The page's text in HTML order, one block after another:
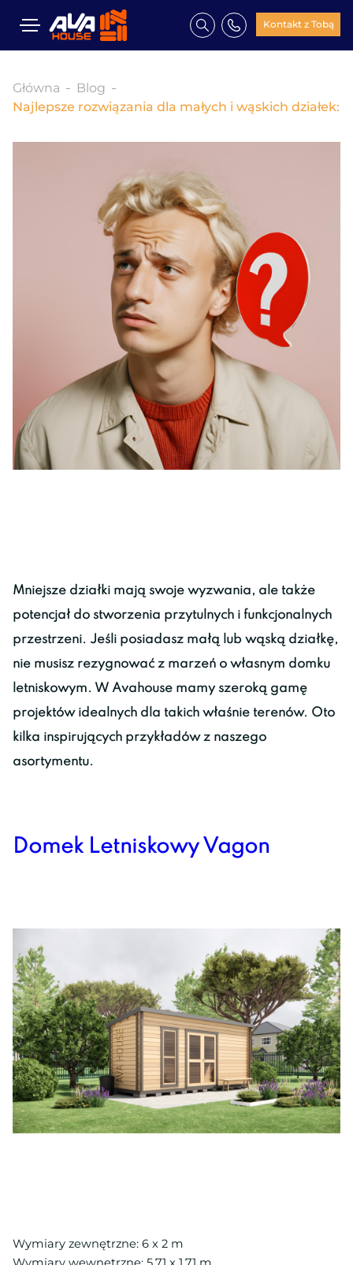
Kontakt z Tobą
Główna
Blog
Najlepsze rozwiązania dla małych i wąskich działek:
Mniejsze działki mają swoje wyzwania, ale także
potencjał do stworzenia przytulnych i funkcjonalnych
przestrzeni. Jeśli posiadasz małą lub wąską działkę,
nie musisz rezygnować z marzeń o własnym domku
letniskowym. W Avahouse mamy szeroką gamę
projektów idealnych dla takich właśnie terenów. Oto
kilka inspirujących przykładów z naszego
asortymentu.
Domek Letniskowy Vagon
Wymiary zewnętrzne: 6 x 2 m